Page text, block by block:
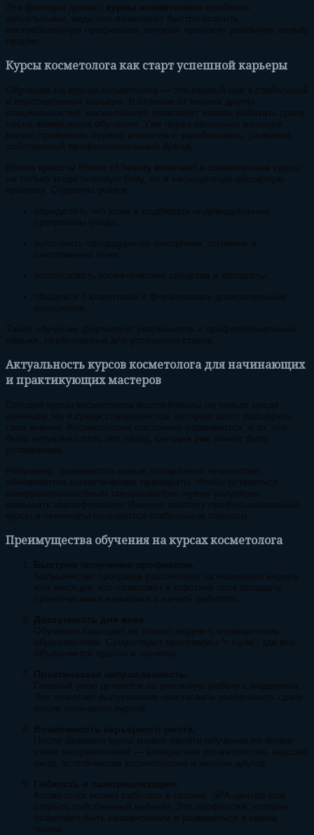
Эти факторы делают
курсы косметолога особенно
актуальными, ведь они позволяют быстро освоить
востребованную профессию, которая приносит реальную пользу
людям.
Курсы косметолога как старт успешной карьеры
Обучение на курсах косметолога — это первый шаг к стабильной
и перспективной карьере. В отличие от многих других
специальностей, косметология позволяет начать работать сразу
после завершения обучения. Уже через несколько месяцев
можно принимать первых клиентов и зарабатывать, развивая
собственный профессиональный бренд.
Школа красоты House of beauty включает в современные курсы
не только теоретическую базу, но и насыщенную обширную
практику. Студенты учатся:
определять тип кожи и подбирать индивидуальные
программы ухода;
выполнять процедуры по очищению, питанию и
омоложению кожи;
использовать косметические средства и аппараты;
общаться с клиентами и формировать доверительные
отношения.
Такое обучение формирует уверенность и профессиональные
навыки, необходимые для успешного старта.
Актуальность курсов косметолога для начинающих
и практикующих мастеров
Сегодня курсы косметолога востребованы не только среди
новичков, но и среди специалистов, которые хотят расширить
свои знания. Косметология постоянно развивается, и то, что
было актуально пять лет назад, сегодня уже может быть
устаревшим.
Например, появляются новые аппаратные технологии,
обновляются косметические препараты. Чтобы оставаться
конкурентоспособным специалистом, нужно регулярно
повышать квалификацию. Именно поэтому профессиональные
курсы и семинары пользуются стабильным спросом.
Преимущества обучения на курсах косметолога
Быстрое получение профессии.
Большинство программ рассчитаны на несколько недель
или месяцев, что позволяет в короткий срок овладеть
практическими навыками и начать работать.
Доступность для всех.
Обучение подходит не только людям с медицинским
образованием. Существуют программы “с нуля”, где всё
объясняется просто и понятно.
Практическая направленность.
Главный упор делается на реальную работу с моделями.
Это помогает выпускникам чувствовать уверенность сразу
после окончания курсов.
Возможность карьерного роста.
После базового курса можно пройти обучение по более
узким направлениям — аппаратная косметология, массаж
лица, эстетическая косметология и многое другое.
Гибкость и самореализация.
Косметолог может работать в салоне, SPA-центре или
открыть собственный кабинет. Это профессия, которая
позволяет быть независимым и развиваться в своём
темпе.